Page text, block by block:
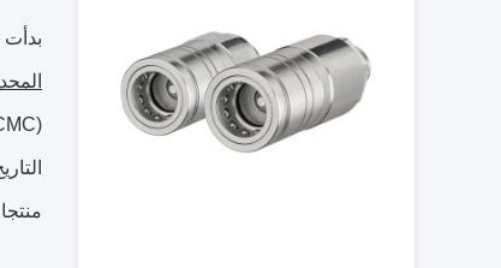
بدأت Phidix Motion Controls (PMC) عملها في عام 2004 ، في الأصل كشركة تجارية دولية-